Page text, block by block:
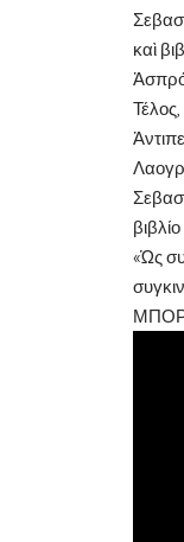
καὶ
«Ὡς